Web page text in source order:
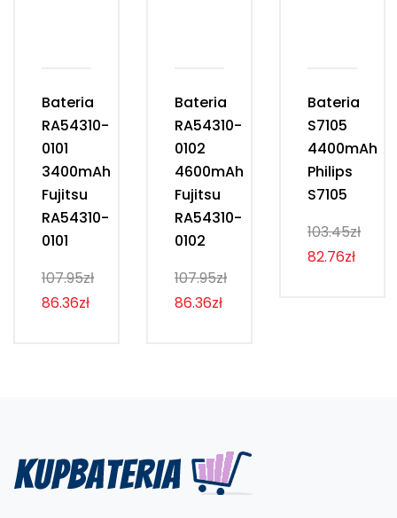
Bateria
RA54310-
0101
3400mAh
Fujitsu
RA54310-
0101
107.95zł
86.36zł
Bateria
RA54310-
0102
4600mAh
Fujitsu
RA54310-
0102
107.95zł
86.36zł
Bateria
S7105
4400mAh
Philips
S7105
103.45zł
82.76zł